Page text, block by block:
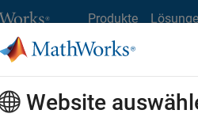
Produkte
MathWorks
Stellensuche
Website